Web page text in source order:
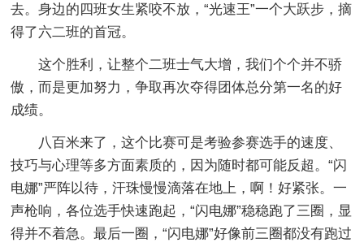
去。身边的四班女生紧咬不放，“光速王”一个大跃步，摘
得了六二班的首冠。
这个胜利，让整个二班士气大增，我们个个并不骄
傲，而是更加努力，争取再次夺得团体总分第一名的好
成绩。
八百米来了，这个比赛可是考验参赛选手的速度、
技巧与心理等多方面素质的，因为随时都可能反超。“闪
电娜”严阵以待，汗珠慢慢滴落在地上，啊！好紧张。一
声枪响，各位选手快速跑起，“闪电娜”稳稳跑了三圈，显
得并不着急。最后一圈，“闪电娜”好像前三圈都没有跑过